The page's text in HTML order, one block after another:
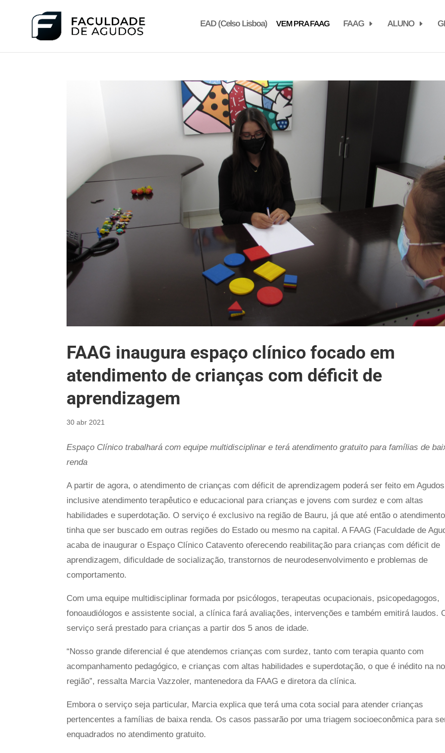
EAD (Celso Lisboa) VEM PRA FAAG FAAG ALUNO
FAAG inaugura espaço clínico focado em
atendimento de crianças com déficit de
aprendizagem
30 abr 2021
Espaço Clínico trabalhará com equipe multidisciplinar e terá atendimento gratuito para famílias de
renda
A partir de agora, o atendimento de crianças com déficit de aprendizagem poderá ser feito em
inclusive atendimento terapêutico e educacional para crianças e jovens com surdez e com altas
habilidades e superdotação. O serviço é exclusivo na região de Bauru, já que até então o atendimento
tinha que ser buscado em outras regiões do Estado ou mesmo na capital. A FAAG (Faculdade de
acaba de inaugurar o Espaço Clínico Catavento oferecendo reabilitação para crianças com déficit de
aprendizagem, dificuldade de socialização, transtornos de neurodesenvolvimento e problemas de
comportamento.
Com uma equipe multidisciplinar formada por psicólogos, terapeutas ocupacionais, psicopedagogos,
fonoaudiólogos e assistente social, a clínica fará avaliações, intervenções e também emitirá laudos.
serviço será prestado para crianças a partir dos 5 anos de idade.
“Nosso grande diferencial é que atendemos crianças com surdez, tanto com terapia quanto com
acompanhamento pedagógico, e crianças com altas habilidades e superdotação, o que é inédito na
região”, ressalta Marcia Vazzoler, mantenedora da FAAG e diretora da clínica.
Embora o serviço seja particular, Marcia explica que terá uma cota social para atender crianças
pertencentes a famílias de baixa renda. Os casos passarão por uma triagem socioeconômica para
enquadrados no atendimento gratuito.